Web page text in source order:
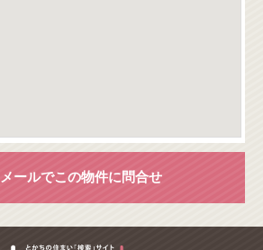
メールでこの物件に問合せ